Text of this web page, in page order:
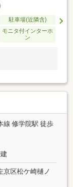
駐車場(近隣含)
モニタ付インターホ
ン
線 修学院駅 徒歩
京区松ケ崎樋ノ